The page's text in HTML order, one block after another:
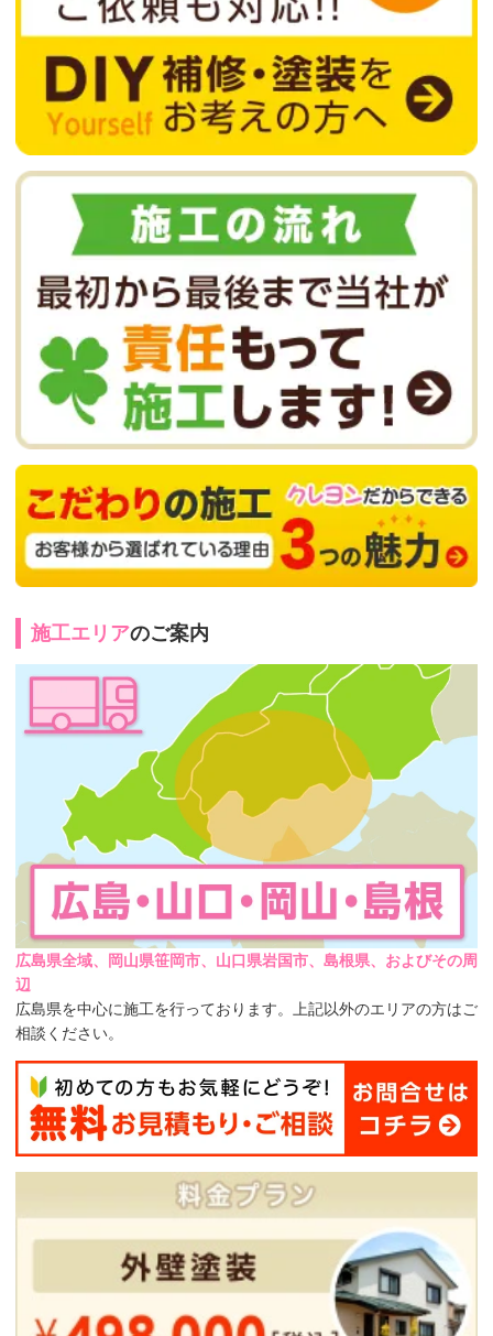
施工エリアのご案内
広島県全域、岡山県笹岡市、山口県岩国市、島根県、およびその周
辺
広島県を中心に施工を行っております。上記以外のエリアの方はご
相談ください。